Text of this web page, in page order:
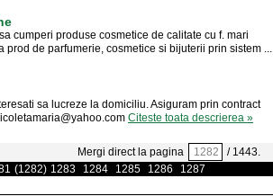
cumperi produse cosmetice de calitate cu f. mari
de parfumerie, cosmetice si bijuterii prin sistem ...
sa lucreze la domiciliu. Asiguram prin contract
Citeste toata descrierea »
Mergi direct la pagina
/ 1443.
(1282) 1283 1284 1285 1286 1287